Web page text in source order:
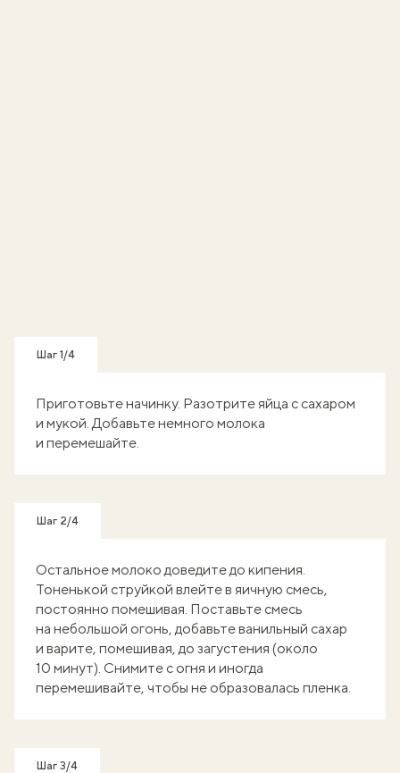
Шаг 1/4
Приготовьте начинку. Разотрите яйца с сахаром
и мукой. Добавьте немного молока
и перемешайте.
Шаг 2/4
Остальное молоко доведите до кипения.
Тоненькой струйкой влейте в яичную смесь,
постоянно помешивая. Поставьте смесь
на небольшой огонь, добавьте ванильный сахар
и варите, помешивая, до загустения (около
10 минут). Снимите с огня и иногда
перемешивайте, чтобы не образовалась пленка.
Шаг 3/4